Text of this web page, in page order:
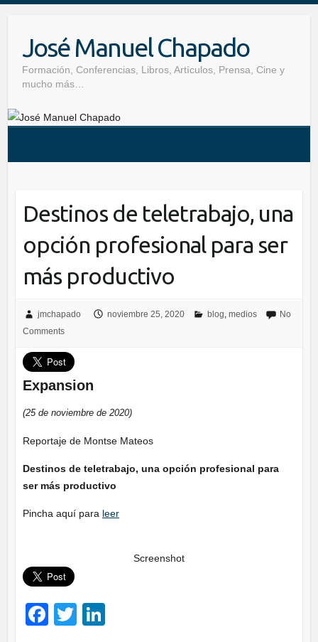
José Manuel Chapado
Formación, Conferencias, Libros, Artículos, Prensa, Cine y
mucho más…
Destinos de teletrabajo, una
opción profesional para ser
más productivo
jmchapado noviembre 25, 2020 blog, medios
No
Comments
Expansion
(25 de noviembre de 2020)
Reportaje de Montse Mateos
Destinos de teletrabajo, una opción profesional para
ser más productivo
Pincha aquí para leer
Screenshot
F
T